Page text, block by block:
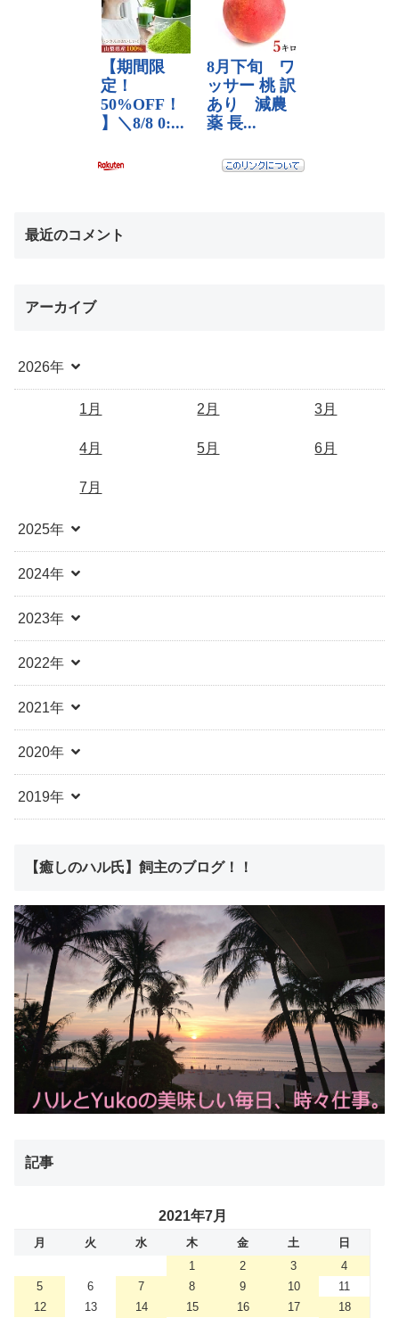
最近のコメント
アーカイブ
2026年
1月 2月 3月
4月 5月 6月
7月
2025年
2024年
2023年
2022年
2021年
2020年
2019年
【癒しのハル氏】飼主のブログ！！
記事
2021年7月
月 火 水 木 金 土
日
1
2 3
4
5
6 7 8 9 10
11
12
13 14 15 16 17 18